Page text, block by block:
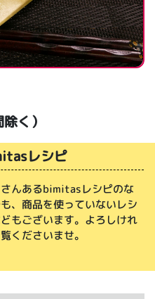
く）
レシピ
んあるbimitasレシピのな
、商品を使っていないレシ
もございます。よろしけれ
くださいませ。